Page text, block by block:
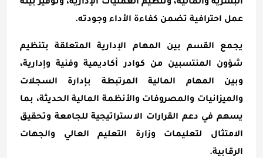
البشرية والمالية، وتنظيم العمليات الإدارية، وتوفير بيئة
عمل احترافية تضمن كفاءة الأداء وجودته.
يجمع القسم بين المهام الإدارية المتعلقة بتنظيم
شؤون المنتسبين من كوادر أكاديمية وفنية وإدارية،
وبين المهام المالية المرتبطة بإدارة السجلات
والميزانيات والمصروفات والأنظمة المالية الحديثة، بما
يسهم في دعم القرارات الاستراتيجية للجامعة وتحقيق
الامتثال لتعليمات وزارة التعليم العالي والجهات
الرقابية.